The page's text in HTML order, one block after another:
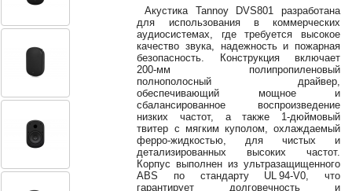
8
0162
25-
38
jsound.by
Акустика Tannoy DVS801 разработана
для использования в коммерческих
аудиосистемах, где требуется высокое
качество звука, надежность и пожарная
безопасность. Конструкция включает
200‑мм полипропиленовый
полнополосный драйвер,
обеспечивающий мощное и
сбалансированное воспроизведение
низких частот, а также 1‑дюймовый
твитер с мягким куполом, охлаждаемый
ферро-жидкостью, для чистых и
детализированных высоких частот.
Корпус выполнен из ультразащищенного
ABS по стандарту UL 94‑V0, что
гарантирует долговечность и